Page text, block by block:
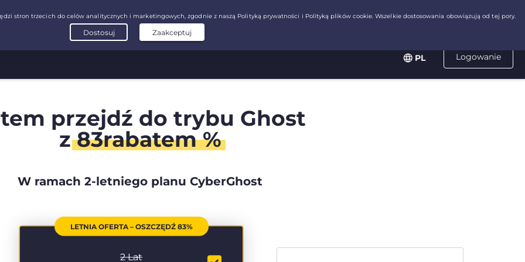
Logowanie
PL
przejdź do trybu Ghost
z83rabatem %
W ramach 2-letniego planu CyberGhost
LETNIA OFERTA – OSZCZĘDŹ 83%
2 Lat